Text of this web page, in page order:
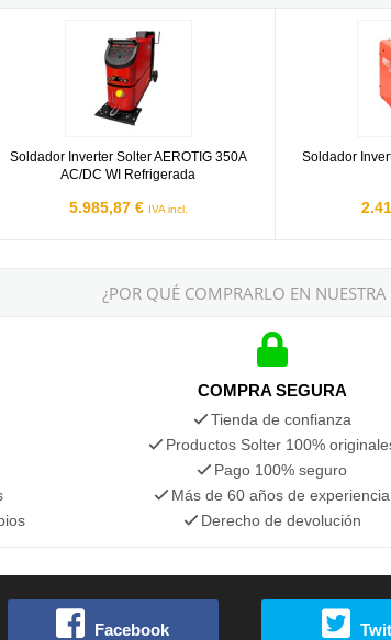
Soldador Inverter Solter AEROTIG 350A
AC/DC WI Refrigerada
5.985,87 € IVA incl.
Soldador
¿POR QUÉ COMPRARLO EN NUESTRA
COMPRA SEGURA
Tienda de confianza
Productos Solter 100%
Pago 100% seguro
Más de 60 años de experiencia
Derecho de devolución
Facebook